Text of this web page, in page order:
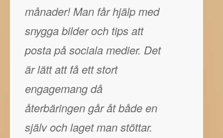
månader! Man får hjälp med
snygga bilder och tips att
posta på sociala medier. Det
är lätt att få ett stort
engagemang då
återbäringen går åt både en
själv och laget man stöttar.